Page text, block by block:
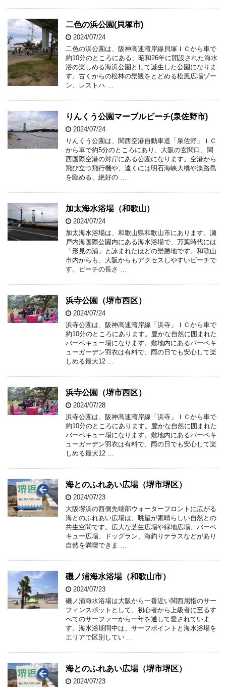
二色の浜公園(貝塚市)
2024/07/24
二色の浜公園は、阪神高速湾岸線貝塚ＩＣから車で
約10分のところにある、昭和26年に開設された海水
浴の楽しめる海浜公園として誕生した公園になりま
す。古くからの松林の景観をとどめる松風広場ゾー
ン、レストハ …
りんくう公園マーブルビーチ(泉佐野市)
2024/07/24
りんくう公園は、関西空港自動車道「泉佐野」ＩＣ
から車で約5分のところにあり、大阪の玄関口、関
西国際空港の対岸にある公園になります。空港から
飛び立つ飛行機や、遠くには明石海峡大橋や淡路島
を臨める、絶好の …
加太海水浴場（和歌山）
2024/07/24
加太海水浴場は、和歌山県和歌山市にあります。瀬
戸内海国際公園内にある海水浴場で、万葉時代には
「形見の浦」と詠まれたほどの景勝地です。和歌山
市内からも、大阪からもアクセスしやすいビーチで
す。ビーチの長さ …
浜寺公園（堺市西区）
2024/07/24
浜寺公園は、阪神高速湾岸線「浜寺」ＩＣから車で
約10分のところにあります。豊かな自然に囲まれた
バーベキュー場になります。敷地内にあるバーベキ
ューガーデン羽衣は有料で、雨の日でも安心して楽
しめる最大12 …
浜寺公園（堺市西区）
2024/07/28
浜寺公園は、阪神高速湾岸線「浜寺」ＩＣから車で
約10分のところにあります。豊かな自然に囲まれた
バーベキュー場になります。敷地内にあるバーベキ
ューガーデン羽衣は有料で、雨の日でも安心して楽
しめる最大12 …
海とのふれあい広場（堺市堺区）
2024/07/23
大阪堺浜の西側先端部ウォーターフロントに広がる
海とのふれあい広場は、眺望が素晴らしい自然との
共生空間です。広大な芝生広場や緑地広場、バーベ
キュー広場、ドッグラン、海釣りテラスなどがあり
自然を満喫できま …
磯ノ浦海水浴場（和歌山市）
2024/07/23
磯ノ浦海水浴場は大阪から一番近い関西屈指のサー
フィンスポットとして、初心者から上級者に至るす
べてのサーファーから一年を通して愛されていま
す。海水浴期間中は、サーフポイントと海水浴場を
エリアで区別してい …
海とのふれあい広場（堺市堺区）
2024/07/23